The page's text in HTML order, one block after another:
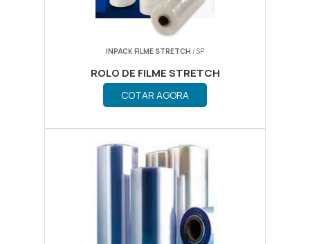
INPACK FILME STRETCH / SP
ROLO DE FILME STRETCH
COTAR AGORA